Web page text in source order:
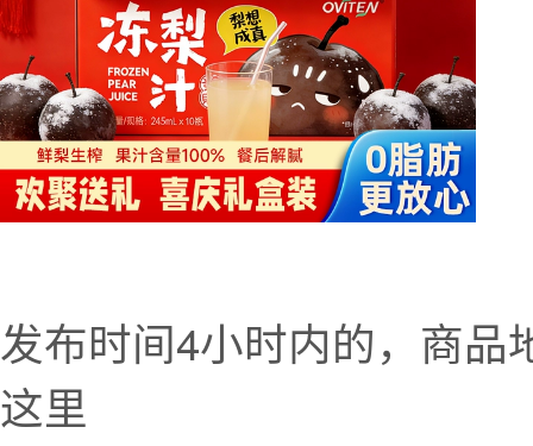
发布时间4小时内的，商品
这里